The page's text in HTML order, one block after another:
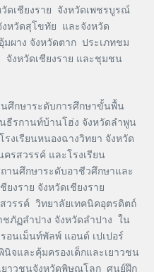
ดเชียงราย จังหวัดเพชรบูรณ์
หวัดสุโขทัย และจังหวัด
มผาง จังหวัดตาก ประเภทชม
งหวัดเชียงราย และชุมชน
ศึกษาระดับการศึกษาขั้นพื้น
ธีรกานท์บ้านโฮ่ง จังหวัดลำพูน
งเรียนหนองฉางวิทยา จังหวัด
รสวรรค์ และโรงเรียน
นศึกษาระดับอาชีวศึกษาและ
งราย จังหวัดเชียงราย
วรรค์ วิทยาลัยเทคนิคอุตรดิตถ์
ภัฏลำปาง จังหวัดลำปาง ใน
อนเม็นท์พัลพ์ แอนด์ เปเปอร์
จและคุ้มครองเด็กและเยาวชน
ยาวชนจังหวัดพิษณุโลก ศูนย์ฝึก